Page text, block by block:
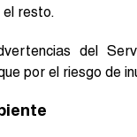
resto.
del
por el riesgo de